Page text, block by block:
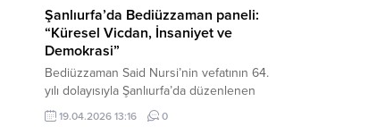
Şanlıurfa’da Bediüzzaman paneli:
“Küresel Vicdan, İnsaniyet ve
Demokrasi”
Bediüzzaman Said Nursi’nin vefatının 64.
yılı dolayısıyla Şanlıurfa’da düzenlenen
panelde, günümüzün manevi ve
toplumsal sorunlarına Risale-i Nur
19.04.2026 13:16 0